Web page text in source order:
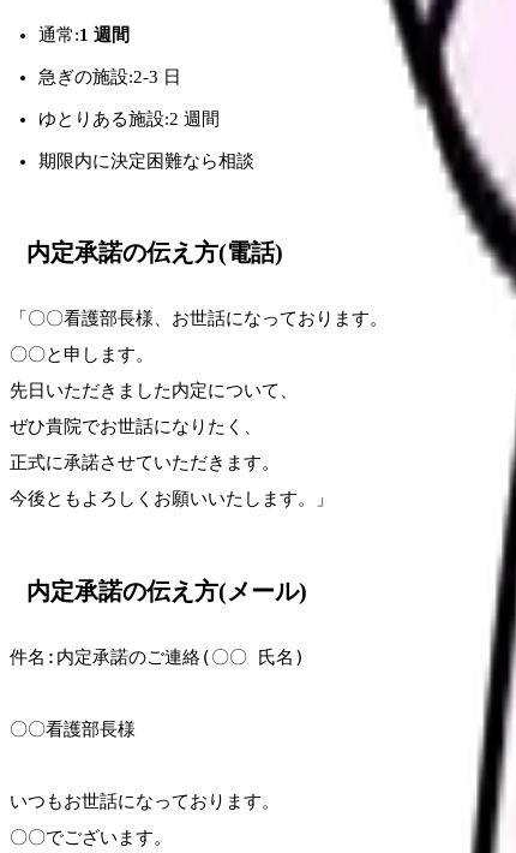
通常:1 週間
急ぎの施設:2-3 日
ゆとりある施設:2 週間
期限内に決定困難なら相談
内定承諾の伝え方(電話)
「〇〇看護部長様、お世話になっております。
〇〇と申します。
先日いただきました内定について、
ぜひ貴院でお世話になりたく、
正式に承諾させていただきます。
今後ともよろしくお願いいたします。」
内定承諾の伝え方(メール)
件名:内定承諾のご連絡(〇〇 氏名)
〇〇看護部長様
いつもお世話になっております。
〇〇でございます。